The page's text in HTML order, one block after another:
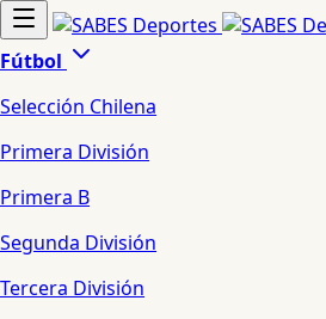
Fútbol
Selección Chilena
Primera División
Primera B
Segunda División
Tercera División